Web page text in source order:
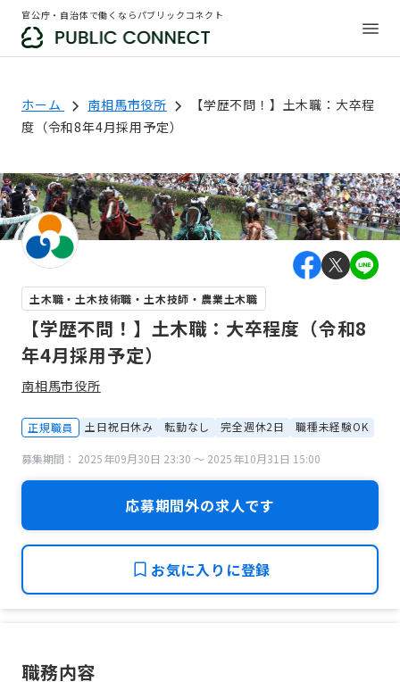
官公庁・自治体で働くならパブリックコネクト
ホーム 南相馬市役所
【学歴不問！】土木職：大卒程
度（令和8年4月採用予定）
土木職・土木技術職・土木技師・農業土木職
【学歴不問！】土木職：大卒程度（令和8
年4月採用予定）
南相馬市役所
正規職員 土日祝日休み 転勤なし 完全週休2日 職種未経験OK
募集期間： 2025年09月30日 23:30 〜 2025年10月31日 15:00
応募期間外の求人です
お気に入りに登録
職務内容